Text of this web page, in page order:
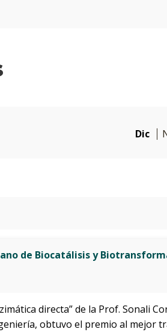
Dic
de Biocatálisis y
directa” de la Prof. Sonali
obtuvo el premio al mejor